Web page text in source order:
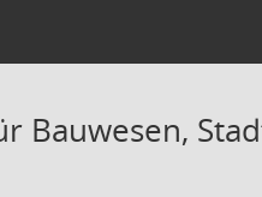
Bauwesen,